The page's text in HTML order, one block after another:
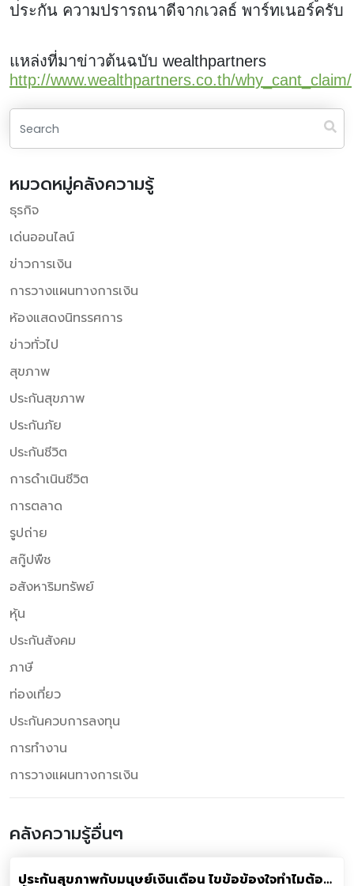
ประกัน ความปรารถนาดีจากเวลธ์ พาร์ทเนอร์ครับ
แหล่งที่มาข่าวต้นฉบับ wealthpartners
http://www.wealthpartners.co.th/why_cant_claim/
หมวดหมู่คลังความรู้
ธุรกิจ
เด่นออนไลน์
ข่าวการเงิน
การวางแผนทางการเงิน
ห้องแสดงนิทรรศการ
ข่าวทั่วไป
สุขภาพ
ประกันสุขภาพ
ประกันภัย
ประกันชีวิต
การดำเนินชีวิต
การตลาด
รูปถ่าย
สกู๊ปพืช
อสังหาริมทรัพย์
หุ้น
ประกันสังคม
ภาษี
ท่องเที่ยว
ประกันควบการลงทุน
การทำงาน
การวางแผนทางการเงิน
คลังความรู้อื่นๆ
ประกันสุขภาพกับมนุษย์เงินเดือน ไขข้อข้องใจทำไมต้อง